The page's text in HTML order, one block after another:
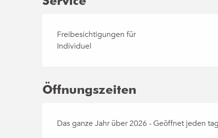
Freibesichtigungen für
Individuel
Öffnungszeiten
Das ganze Jahr über 2026 - Geöffnet jeden